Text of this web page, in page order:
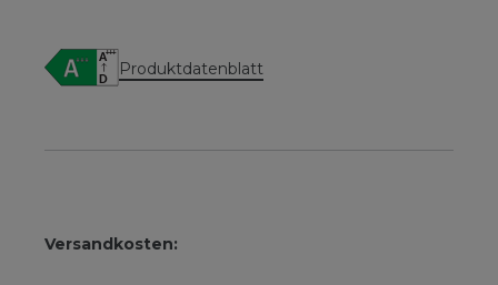
Produktdatenblatt
Versandkosten: